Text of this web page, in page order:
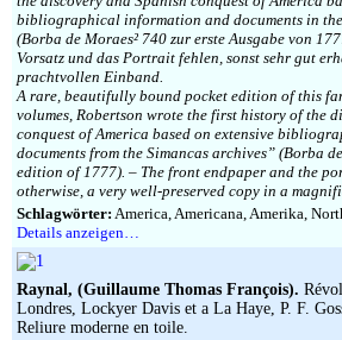
bibliographical information and documents in
(Borba de Moraes² 740 zur erste Ausgabe von
Vorsatz und das Portrait fehlen, sonst sehr gut
prachtvollen Einband.
A rare, beautifully bound pocket edition of this
volumes, Robertson wrote the first history of the
conquest of America based on extensive
documents from the Simancas archives” (Borba
edition of 1777). – The front endpaper and the
otherwise, a very well-preserved copy in a
Schlagwörter: America, Americana, Amerika,
Details anzeigen…
Raynal, (Guillaume Thomas François).
Londres, Lockyer Davis et a La Haye, P. F.
Reliure moderne en toile.